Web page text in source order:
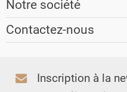
Notre société
Contactez-nous
Inscription à la